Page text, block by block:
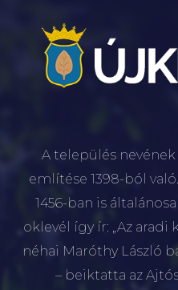
A település
említése 1398-ból
1456-ban is
oklevél így ír: „Az
néhai Maróthy László
– beiktatta az